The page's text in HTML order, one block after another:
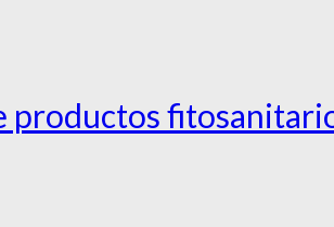
productos